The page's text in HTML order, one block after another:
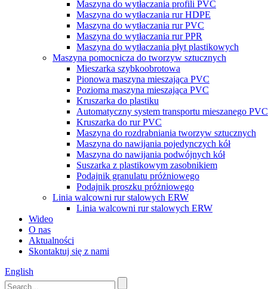
Maszyna do wytłaczania profili PVC
Maszyna do wytłaczania rur HDPE
Maszyna do wytłaczania rur PVC
Maszyna do wytłaczania rur PPR
Maszyna do wytłaczania płyt plastikowych
Maszyna pomocnicza do tworzyw sztucznych
Mieszarka szybkoobrotowa
Pionowa maszyna mieszająca PVC
Pozioma maszyna mieszająca PVC
Kruszarka do plastiku
Automatyczny system transportu mieszanego PVC
Kruszarka do rur PVC
Maszyna do rozdrabniania tworzyw sztucznych
Maszyna do nawijania pojedynczych kół
Maszyna do nawijania podwójnych kół
Suszarka z plastikowym zasobnikiem
Podajnik granulatu próżniowego
Podajnik proszku próżniowego
Linia walcowni rur stalowych ERW
Linia walcowni rur stalowych ERW
Wideo
O nas
Aktualności
Skontaktuj się z nami
English